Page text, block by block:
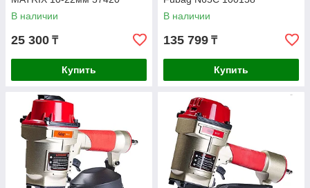
В наличии
25 300 ₸
Купить
В наличии
135 799 ₸
Купить